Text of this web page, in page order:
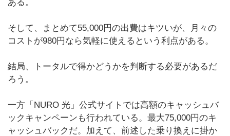
ある。
そして、まとめて55,000円の出費はキツいが、月々の
コストが980円なら気軽に使えるという利点がある。
結局、トータルで得かどうかを判断する必要があるだ
ろう。
一方「NURO 光」公式サイトでは高額のキャッシュバ
ックキャンペーンも行われている。最大75,000円のキ
ャッシュバックだ。加えて、前述した乗り換えに掛か